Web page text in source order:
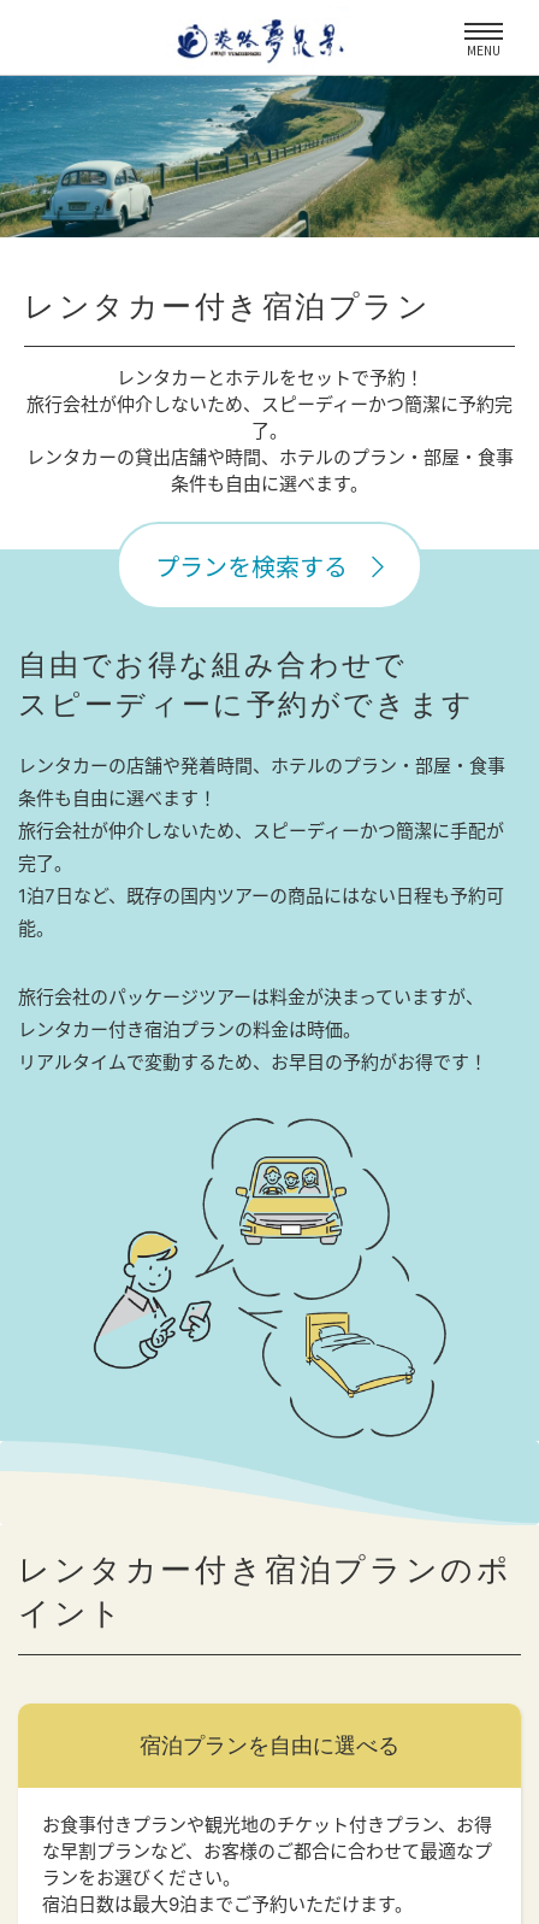
MENU
レンタカー付き宿泊プラン
レンタカーとホテルをセットで予約！
旅行会社が仲介しないため、
スピーディーかつ簡潔に予約完
了。
レンタカーの貸出店舗や時間、 ホテルのプラン・部屋・食事
条件も自由に選べます。
プランを検索する
自由でお得な組み合わせで
スピーディーに予約ができます
レンタカーの店舗や発着時間、ホテルのプラン・部屋・食事
条件も自由に選べます！
旅行会社が仲介しないため、スピーディーかつ簡潔に手配が
完了。
1泊7日など、既存の国内ツアーの商品にはない日程も予約可
能。
旅行会社のパッケージツアーは料金が決まっていますが、
レンタカー付き宿泊プランの料金は時価。
リアルタイムで変動するため、お早目の予約がお得です！
レンタカー付き宿泊プランのポ
イント
宿泊プランを 自由に選べる
お食事付きプランや観光地のチケット付きプラン、お得
な早割プランなど、お客様のご都合に合わせて最適なプ
ランをお選びください。
宿泊日数は最大9泊までご予約いただけます。